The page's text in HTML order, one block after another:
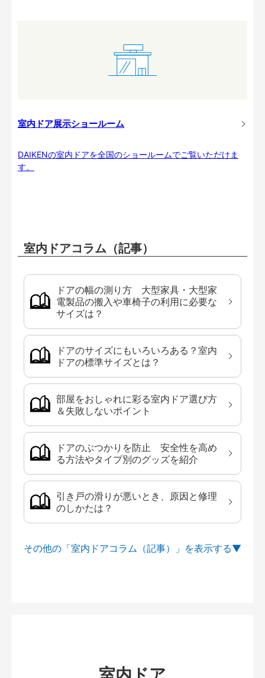
室内ドア展示ショールーム
DAIKENの室内ドアを全国のショールームでご覧いただけま
す。
室内ドアコラム（記事）
ドアの幅の測り方 大型家具・大型家
電製品の搬入や車椅子の利用に必要な
サイズは？
ドアのサイズにもいろいろある？室内
ドアの標準サイズとは？
部屋をおしゃれに彩る室内ドア選び方
＆失敗しないポイント
ドアのぶつかりを防止 安全性を高め
る方法やタイプ別のグッズを紹介
引き戸の滑りが悪いとき、原因と修理
のしかたは？
その他の「室内ドアコラム（記事）」を